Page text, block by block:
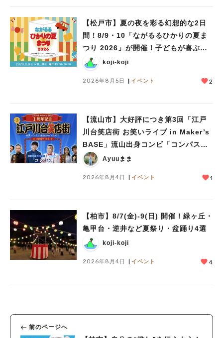
【松戸市】夏の夜を彩る幻想的な2日
間！8/9・10「ながるるひかりの夏ま
つり 2026」が開催！子どもが喜ぶワ
ークショップや限定ヒーローショーも
koji-koji
2026年8月5日 イベント 2
【流山市】大好評につき第3回「江戸
川台笑店街 お笑いライブ in Maker’s
BASE」流山出身コンビ「コンパス」
も登場！8/23（日）
Ayuuまま
2026年8月4日 イベント 1
【柏市】8/7(金)‐9(日) 開催！緑ヶ丘・
亀甲台・逆井など夏祭り・盆踊り4選
koji-koji
2026年8月4日 イベント 4
前のページへ